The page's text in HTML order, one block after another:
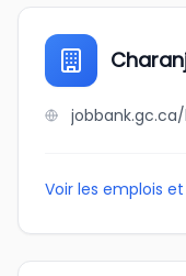
Voir les emplois